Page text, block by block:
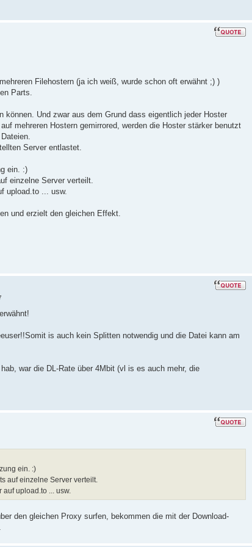
Filehostern (ja ich weiß, wurde schon oft erwähnt ;) )
Parts.
können. Und zwar aus dem Grund dass eigentlich jeder Hoster
mehreren Hostern gemirrored, werden die Hoster stärker benutzt
Server entlastet.
ein. :)
einzelne Server verteilt.
upload.to ... usw.
und erzielt den gleichen Effekt.
is auch kein Splitten notwendig und die Datei kann am
war die DL-Rate über 4Mbit (vl is es auch mehr, die
ein. :)
auf einzelne Server verteilt.
upload.to ... usw.
den gleichen Proxy surfen, bekommen die mit der Download-